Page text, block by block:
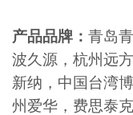
产品品牌：青岛
波久源，杭州远
新纳，中国台湾
州爱华，费思泰